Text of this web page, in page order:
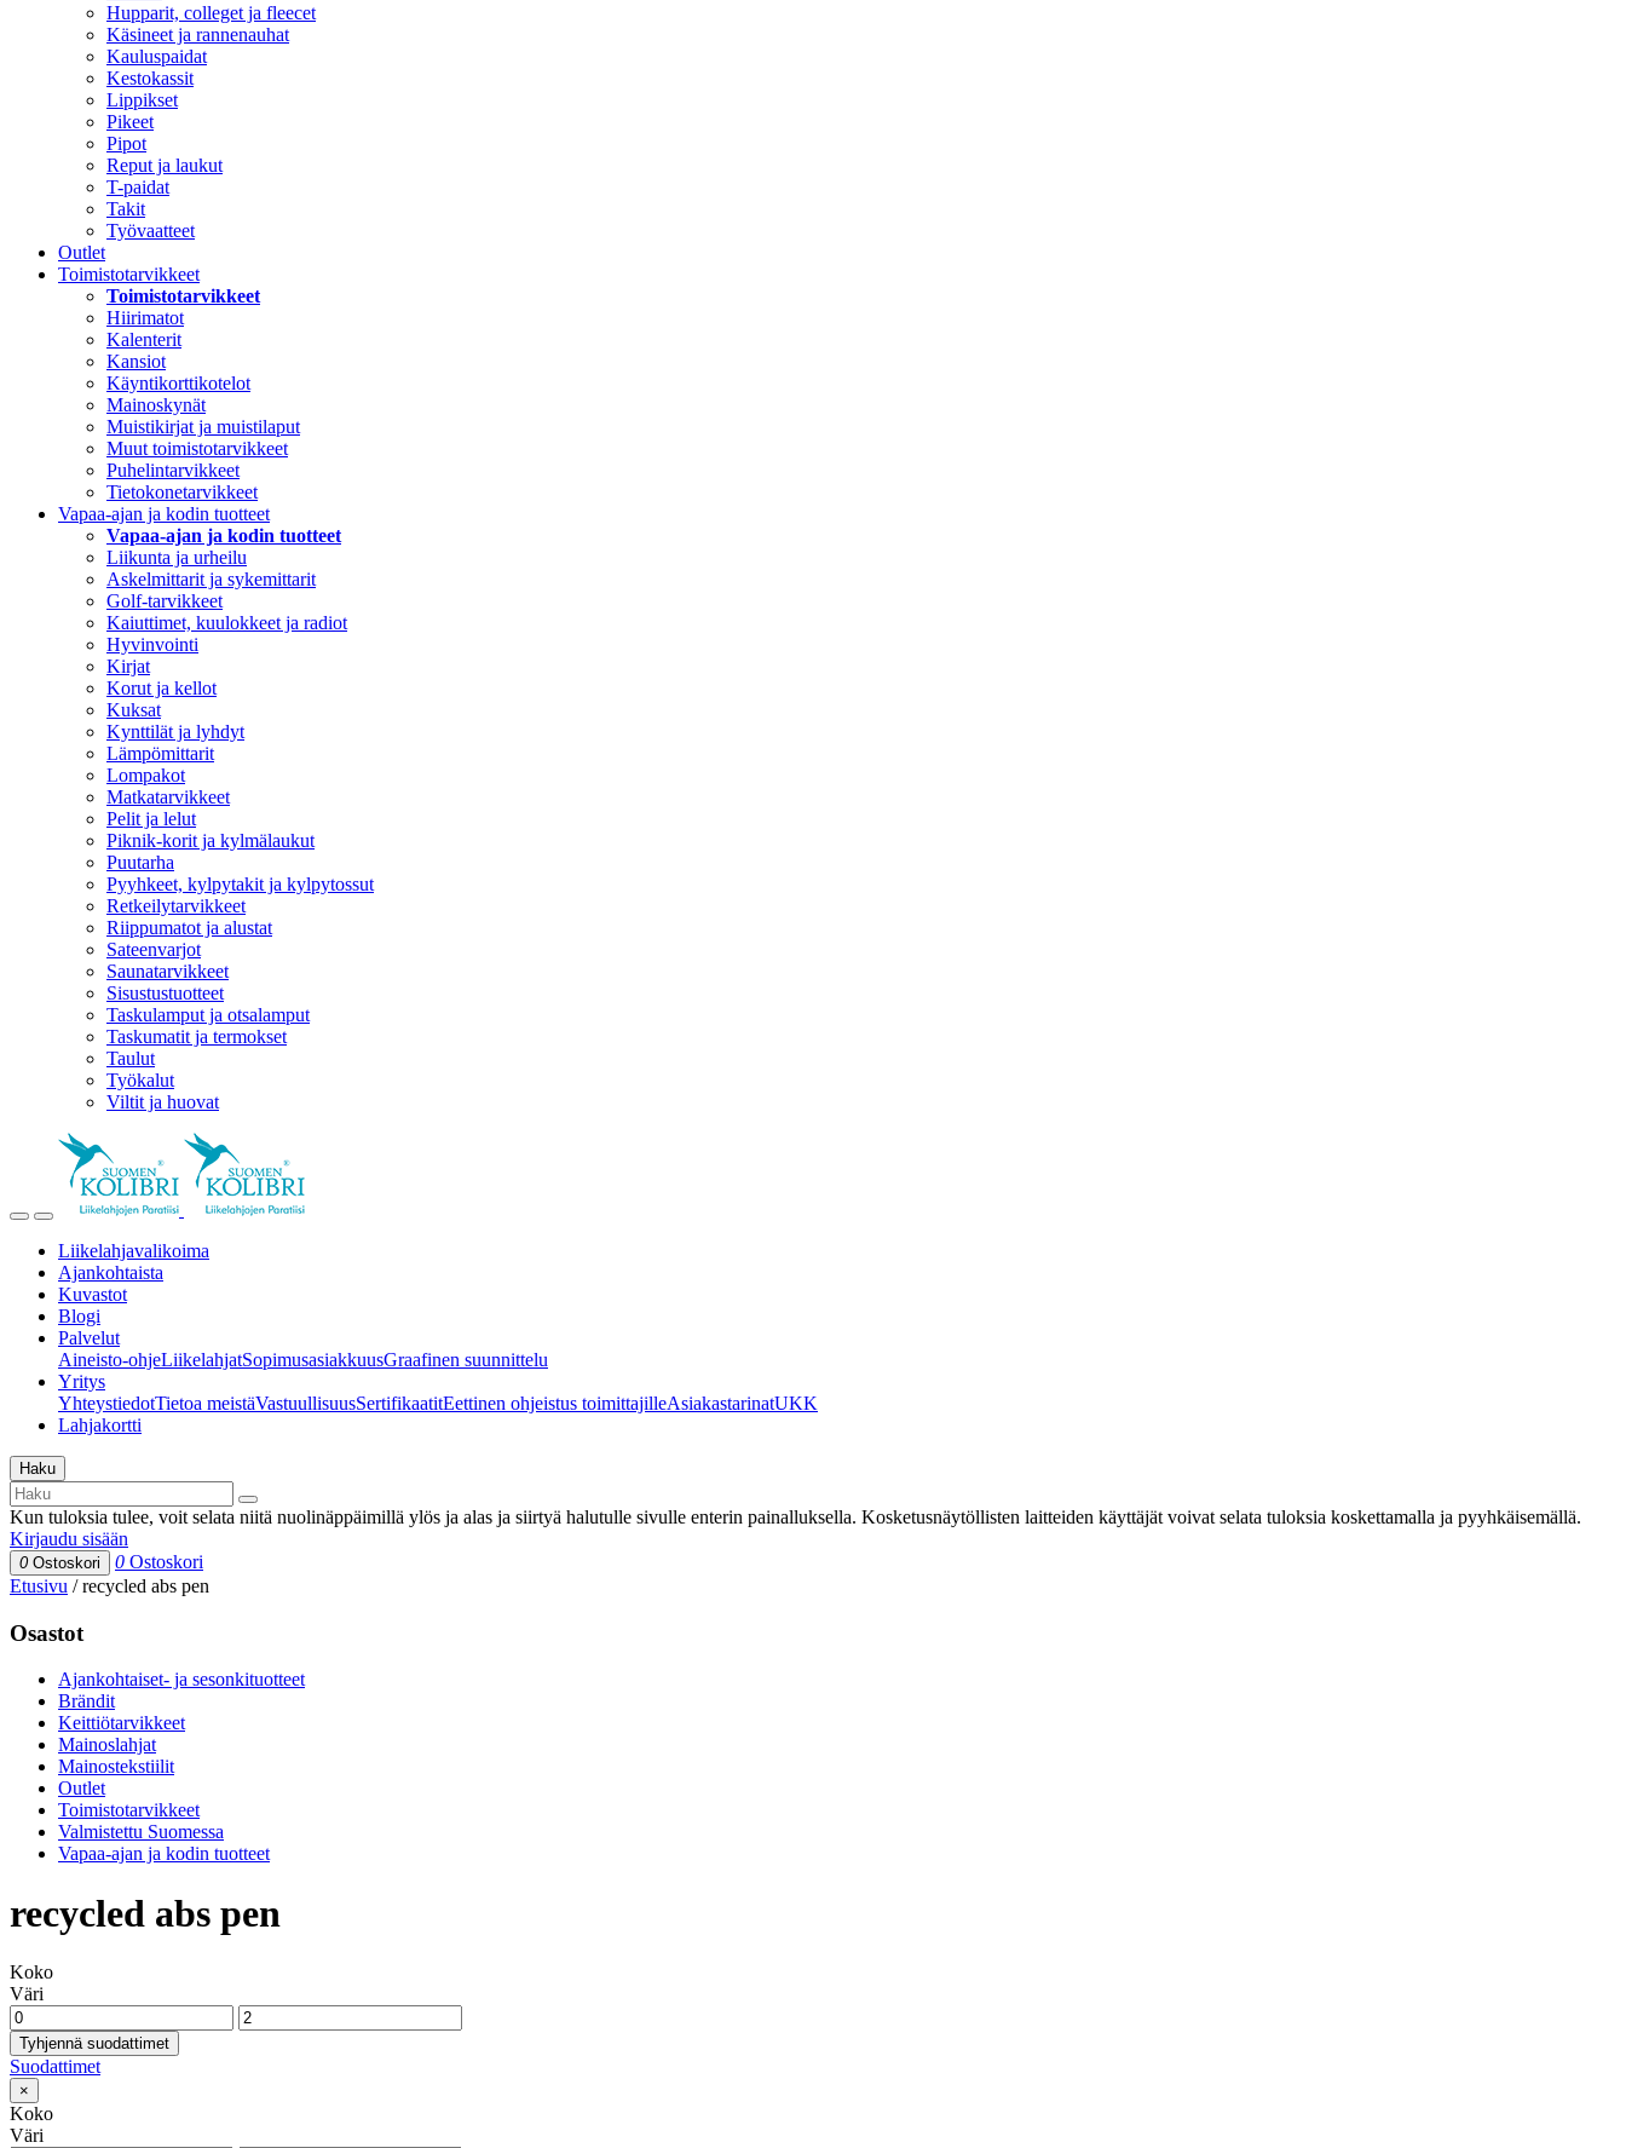
Hupparit, colleget ja fleecet
Käsineet ja rannenauhat
Kauluspaidat
Kestokassit
Lippikset
Pikeet
Pipot
Reput ja laukut
T-paidat
Takit
Työvaatteet
Outlet
Toimistotarvikkeet
Toimistotarvikkeet
Hiirimatot
Kalenterit
Kansiot
Käyntikorttikotelot
Mainoskynät
Muistikirjat ja muistilaput
Muut toimistotarvikkeet
Puhelintarvikkeet
Tietokonetarvikkeet
Vapaa-ajan ja kodin tuotteet
Vapaa-ajan ja kodin tuotteet
Liikunta ja urheilu
Askelmittarit ja sykemittarit
Golf-tarvikkeet
Kaiuttimet, kuulokkeet ja radiot
Hyvinvointi
Kirjat
Korut ja kellot
Kuksat
Kynttilät ja lyhdyt
Lämpömittarit
Lompakot
Matkatarvikkeet
Pelit ja lelut
Piknik-korit ja kylmälaukut
Puutarha
Pyyhkeet, kylpytakit ja kylpytossut
Retkeilytarvikkeet
Riippumatot ja alustat
Sateenvarjot
Saunatarvikkeet
Sisustustuotteet
Taskulamput ja otsalamput
Taskumatit ja termokset
Taulut
Työkalut
Viltit ja huovat
Liikelahjavalikoima
Ajankohtaista
Kuvastot
Blogi
Palvelut
Aineisto-ohjeLiikelahjatSopimusasiakkuusGraafinen suunnittelu
Yritys
YhteystiedotTietoa meistäVastuullisuusSertifikaatitEettinen ohjeistus toimittajilleAsiakastarinatUKK
Lahjakortti
Haku
Kun tuloksia tulee, voit selata niitä nuolinäppäimillä ylös ja alas ja siirtyä halutulle sivulle enterin painalluksella. Kosketusnäytöllisten laitteiden käyttäjät voivat selata tuloksia koskettamalla ja pyyhkäisemällä.
Kirjaudu sisään
0 Ostoskori 0 Ostoskori
Etusivu /recycled abs pen
Osastot
Ajankohtaiset- ja sesonkituotteet
Brändit
Keittiötarvikkeet
Mainoslahjat
Mainostekstiilit
Outlet
Toimistotarvikkeet
Valmistettu Suomessa
Vapaa-ajan ja kodin tuotteet
recycled abs pen
Koko
Väri
Tyhjennä suodattimet
Suodattimet
×
Koko
Väri